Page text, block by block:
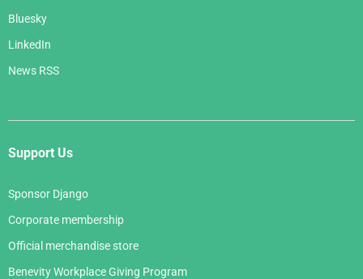
Bluesky
LinkedIn
News RSS
Support Us
Sponsor Django
Corporate membership
Official merchandise store
Benevity Workplace Giving Program